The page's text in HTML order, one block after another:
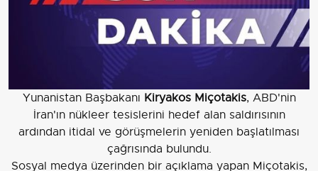
Yunanistan Başbakanı Kiryakos Miçotakis, ABD'nin
İran'ın nükleer tesislerini hedef alan saldırısının
ardından itidal ve görüşmelerin yeniden başlatılması
çağrısında bulundu.
Sosyal medya üzerinden bir açıklama yapan Miçotakis,